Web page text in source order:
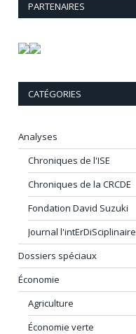
PARTENAIRES
CATÉGORIES
Analyses
Chroniques de l'ISE
Chroniques de la CRCDE
Fondation David Suzuki
Journal l'intErDiSciplinaire
Dossiers spéciaux
Économie
Agriculture
Économie verte